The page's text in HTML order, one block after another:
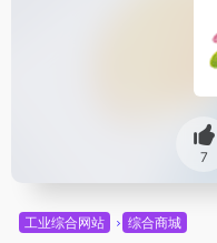
7
工业综合网站 综合商城